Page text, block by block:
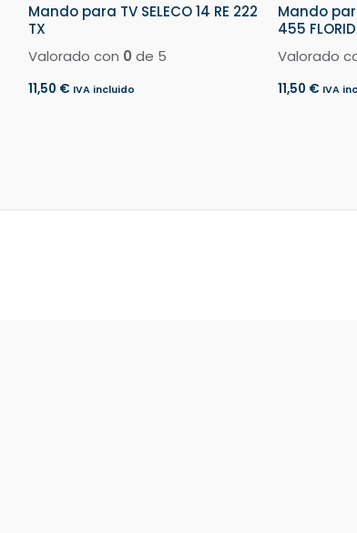
Mando para TV SELECO 14 RE 222
TX
Valorado con 0 de 5
11,50 € IVA incluido
Mando
455
Valorado
11,50 € IVA